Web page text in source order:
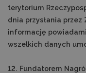
terytorium
dnia przysłania
informację
wszelkich danych
12. Fundatorem